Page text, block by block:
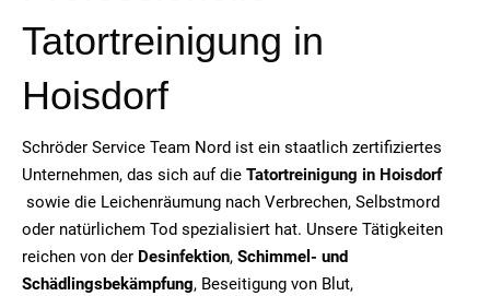
Tatortreinigung in
Hoisdorf
Schröder Service Team Nord ist ein staatlich zertifiziertes
Unternehmen, das sich auf die Tatortreinigung in Hoisdorf
sowie die Leichenräumung nach Verbrechen, Selbstmord
oder natürlichem Tod spezialisiert hat. Unsere Tätigkeiten
reichen von der Desinfektion, Schimmel- und
Schädlingsbekämpfung, Beseitigung von Blut,